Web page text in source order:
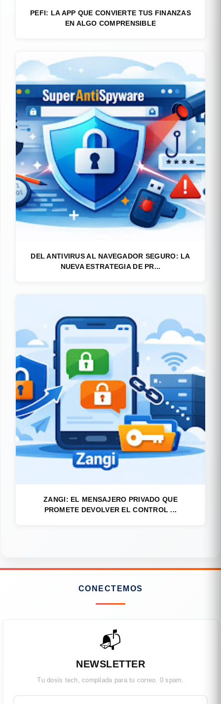
PEFI: LA APP QUE CONVIERTE TUS FINANZAS
EN ALGO COMPRENSIBLE
DEL ANTIVIRUS AL NAVEGADOR SEGURO: LA
NUEVA ESTRATEGIA DE PR...
ZANGI: EL MENSAJERO PRIVADO QUE
PROMETE DEVOLVER EL CONTROL ...
CONECTEMOS
📬
NEWSLETTER
Tu dosis tech, compilada para tu correo. 0 spam.